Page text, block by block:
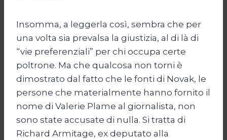
Insomma, a leggerla così, sembra che per
una volta sia prevalsa la giustizia, al di là di
“vie preferenziali” per chi occupa certe
poltrone. Ma che qualcosa non torni è
dimostrato dal fatto che le fonti di Novak, le
persone che materialmente hanno fornito il
nome di Valerie Plame al giornalista, non
sono state accusate di nulla. Si tratta di
Richard Armitage, ex deputato alla